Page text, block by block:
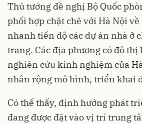
Thủ tướng đề nghị Bộ Quốc
phối hợp chặt chẽ với Hà Nội
nhanh tiến độ các dự án nhà ở
trang. Các địa phương có đô thị
nghiên cứu kinh nghiệm của
nhân rộng mô hình, triển khai
Có thể thấy, định hướng phát
đang được đặt vào vị trí trung